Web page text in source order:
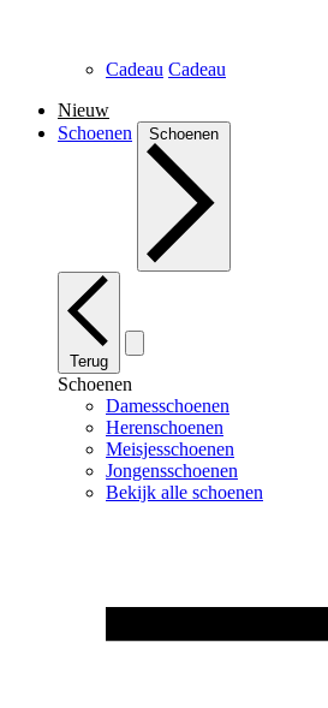
Cadeau Cadeau
Nieuw
Schoenen
Schoenen
Terug
Schoenen
Damesschoenen
Herenschoenen
Meisjesschoenen
Jongensschoenen
Bekijk alle schoenen